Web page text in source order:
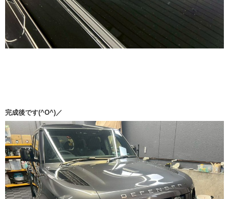
完成後です(^O^)／